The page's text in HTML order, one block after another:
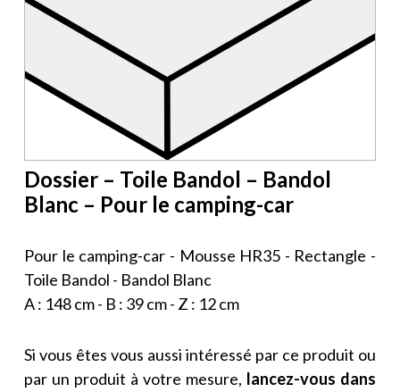
Dossier – Toile Bandol – Bandol
Blanc – Pour le camping-car
Pour le camping-car - Mousse HR35 - Rectangle -
Toile Bandol - Bandol Blanc
A : 148 cm - B : 39 cm - Z : 12 cm
Si vous êtes vous aussi intéressé par ce produit ou
par un produit à votre mesure, lancez-vous dans